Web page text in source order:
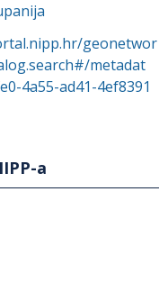
geonetwor
metadat
4a55-ad41-4ef8391
a